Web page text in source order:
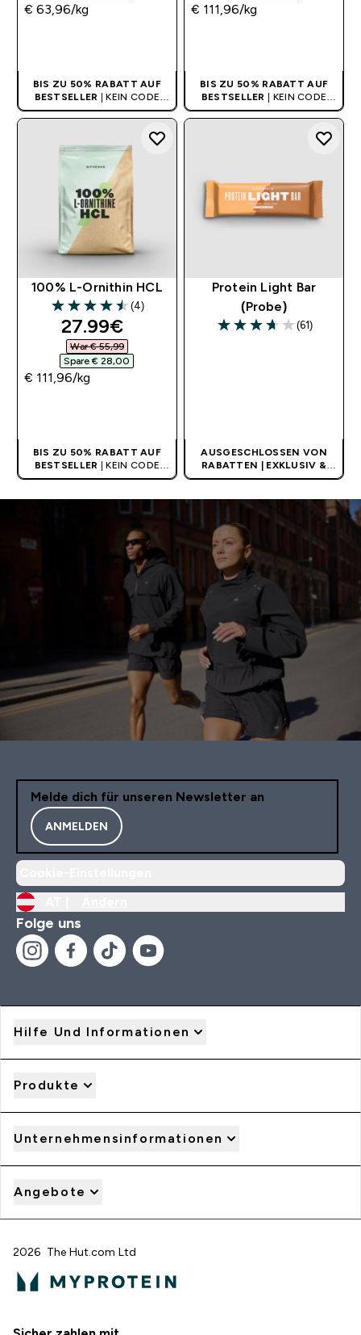
€ 63,96‎/kg
BIS ZU 50% RABATT AUF
BESTSELLER
| KEIN CODE
BENÖTIGT
€ 111,96‎/kg
BIS ZU 50% RABATT AUF
BESTSELLER
| KEIN CODE
BENÖTIGT
100% L-Ornithin HCL
4.5 out of 5 stars
(4)
discounted price
27.99€‎
War € 55,99‎
Spare € 28,00‎
€ 111,96‎/kg
BIS ZU 50% RABATT AUF
BESTSELLER
| KEIN CODE
BENÖTIGT
Protein Light Bar
(Probe)
3.67 out of 5 stars
(61)
AUSGESCHLOSSEN VON
RABATTEN | EXKLUSIV &
LIMITIERT
Melde dich für unseren Newsletter an
ANMELDEN
Folge uns
Hilfe Und Informationen
Produkte
Unternehmensinformationen
Angebote
2026 The Hut.com Ltd